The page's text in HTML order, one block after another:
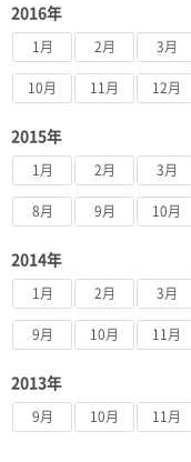
2016年
1月 2月 3月
10月 11月 12月
2015年
1月 2月 3月
8月 9月 10月
2014年
1月 2月 3月
9月 10月 11月
2013年
9月 10月 11月